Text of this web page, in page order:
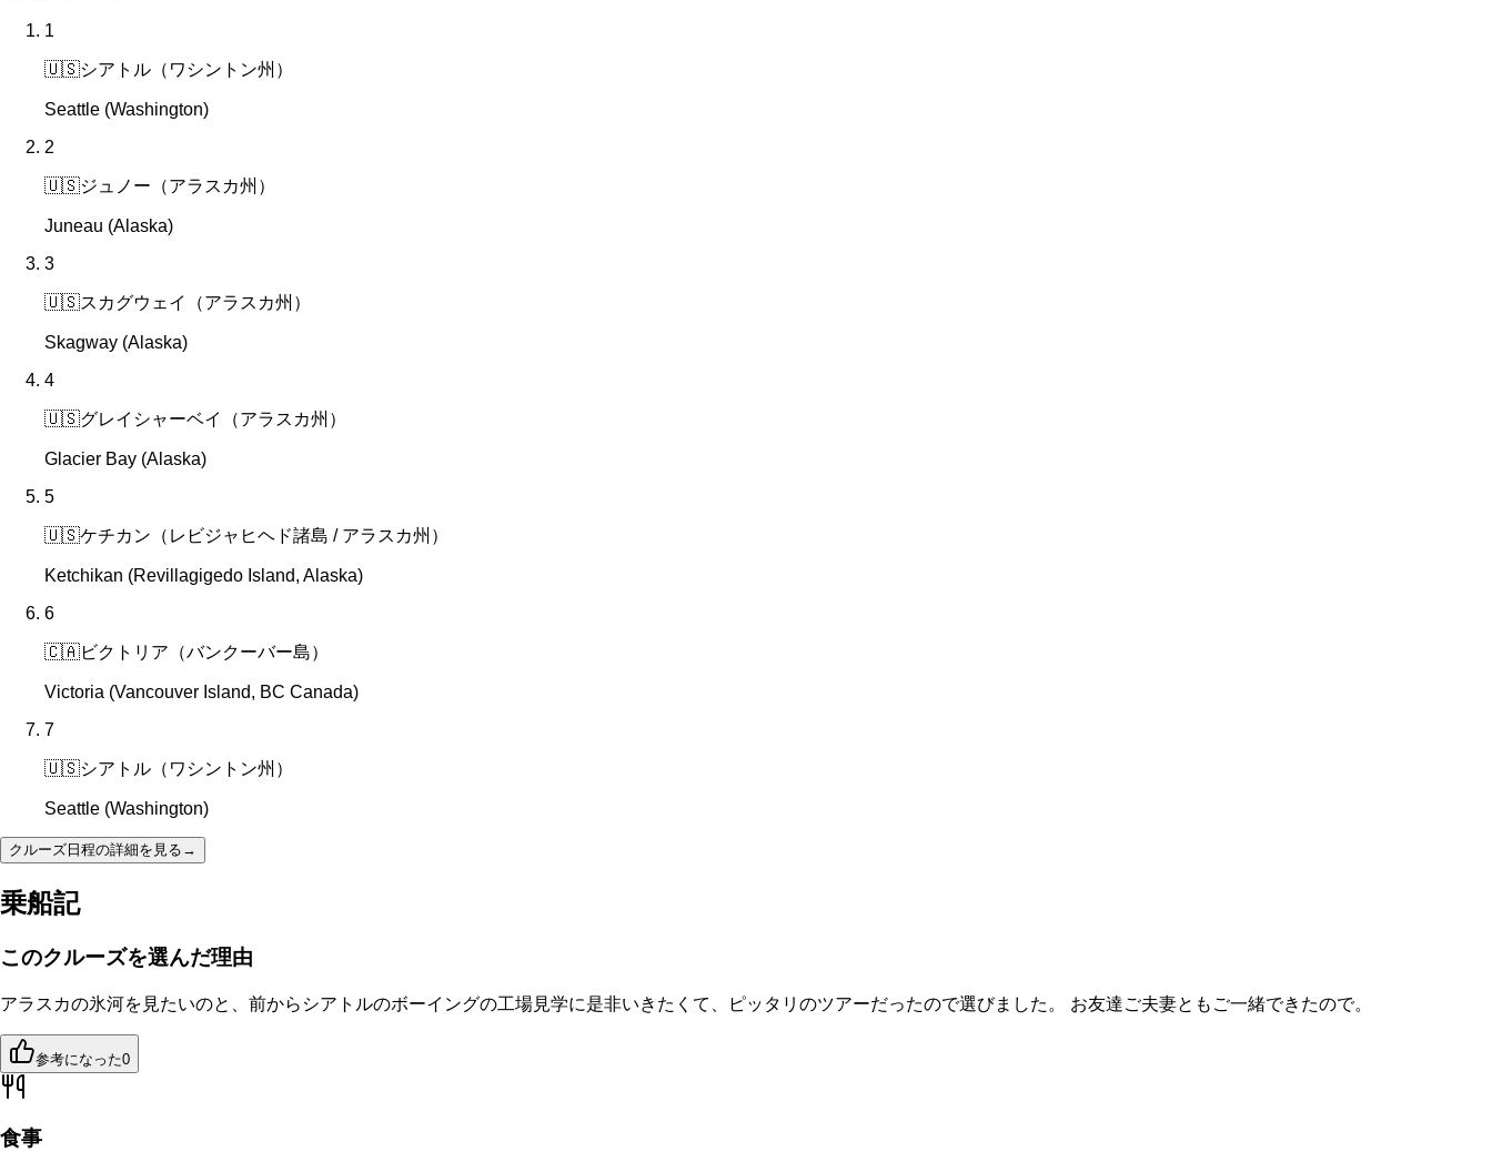
1
🇺🇸シアトル（ワシントン州）
Seattle (Washington)
2
🇺🇸ジュノー（アラスカ州）
Juneau (Alaska)
3
🇺🇸スカグウェイ（アラスカ州）
Skagway (Alaska)
4
🇺🇸グレイシャーベイ（アラスカ州）
Glacier Bay (Alaska)
5
🇺🇸ケチカン（レビジャヒヘド諸島 / アラスカ州）
Ketchikan (Revillagigedo Island, Alaska)
6
🇨🇦ビクトリア（バンクーバー島）
Victoria (Vancouver Island, BC Canada)
7
🇺🇸シアトル（ワシントン州）
Seattle (Washington)
クルーズ日程の詳細を見る →
乗船記
このクルーズを選んだ理由
アラスカの氷河を見たいのと、前からシアトルのボーイングの工場見学に是非いきたくて、ピッタリのツアーだったので選びました。 お友達ご夫妻ともご一緒できたので。
参考になった0
食事